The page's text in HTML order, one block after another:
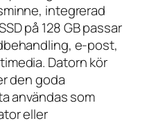
integrerad
på 128 GB passar
e-post,
Datorn kör
den goda
användas som
eller